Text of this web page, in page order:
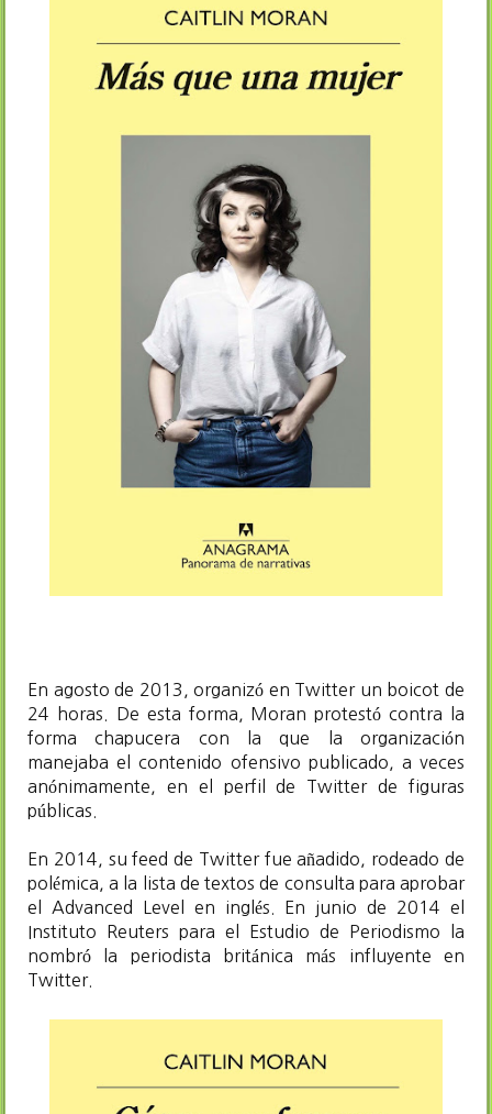
En agosto de 2013, organizó en Twitter un boicot de
24 horas. De esta forma, Moran protestó contra la
forma chapucera con la que la organización
manejaba el contenido ofensivo publicado, a veces
anónimamente, en el perfil de Twitter de figuras
públicas.
En 2014, su feed de Twitter fue añadido, rodeado de
polémica, a la lista de textos de consulta para aprobar
el Advanced Level en inglés.​ En junio de 2014 el
Instituto Reuters para el Estudio de Periodismo la
nombró la periodista británica más influyente en
Twitter.